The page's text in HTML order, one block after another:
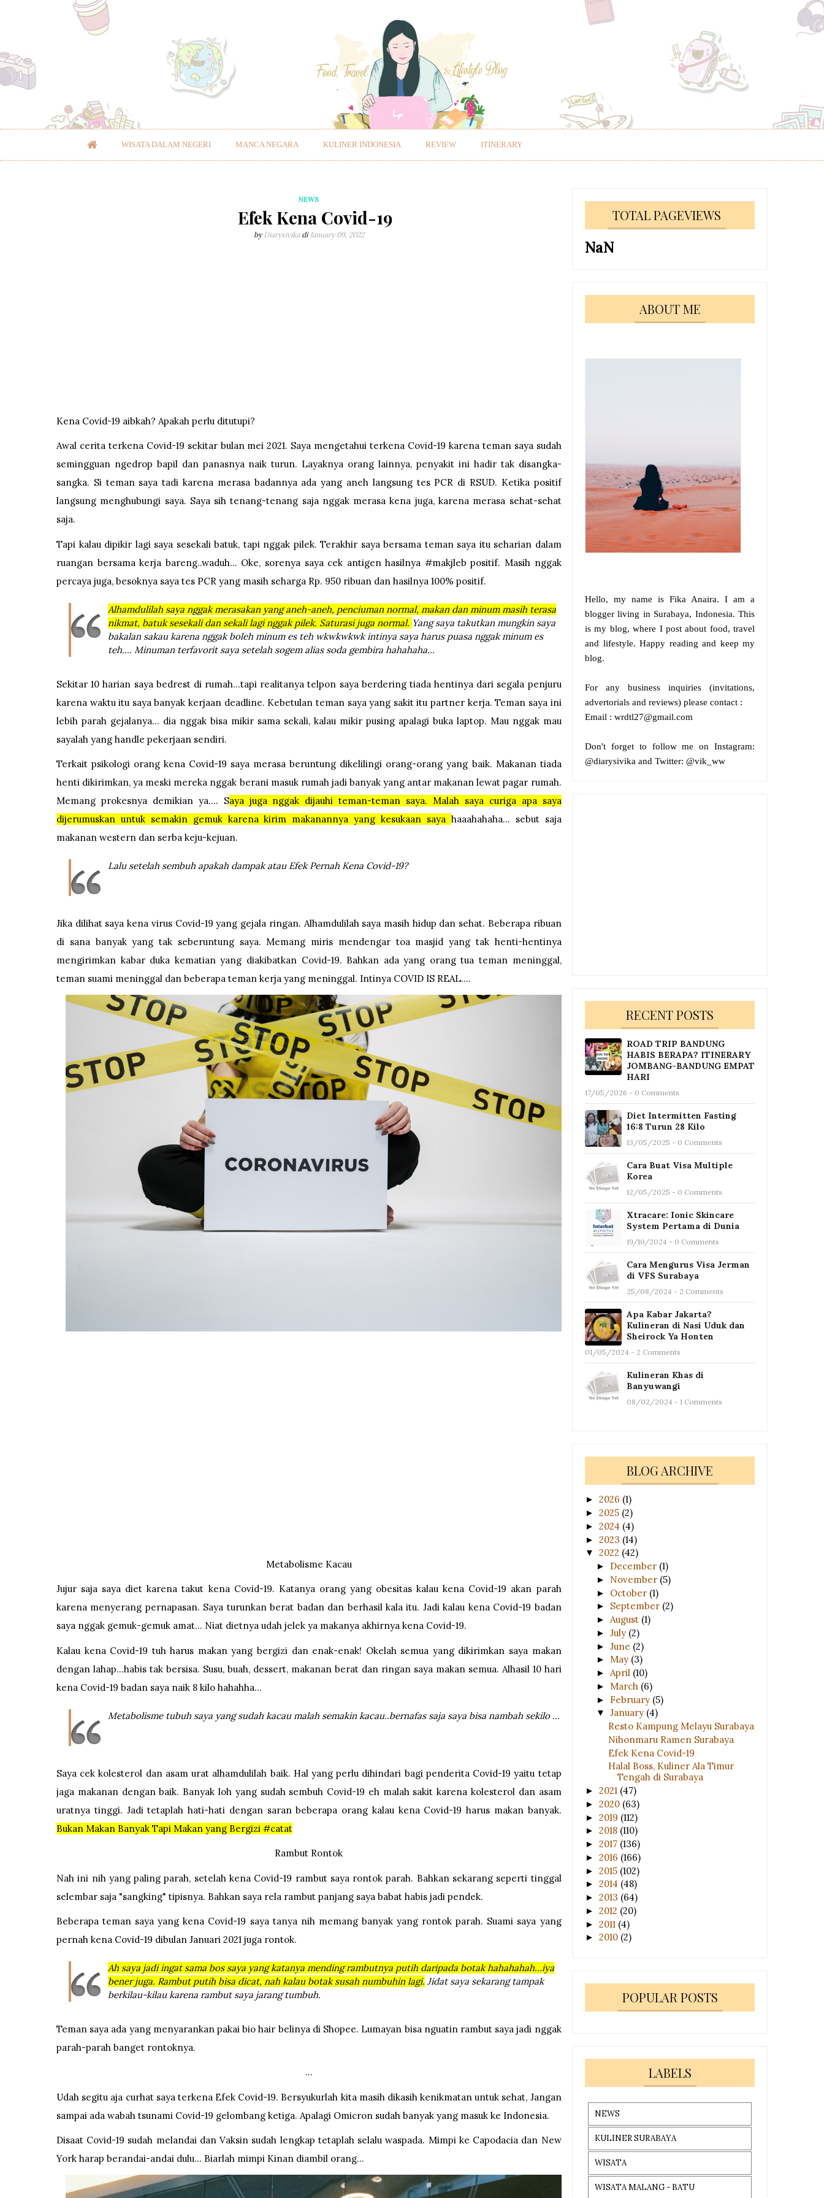
WISATA DALAM NEGERI MANCA NEGARA KULINER INDONESIA REVIEW ITINERARY
NEWS
Efek Kena Covid-19
by Diarysivika diJanuary 09, 2022
Kena Covid-19 aibkah? Apakah perlu ditutupi?
Awal cerita terkena Covid-19 sekitar bulan mei 2021. Saya mengetahui terkena Covid-19 karena teman saya sudah
semingguan ngedrop bapil dan panasnya naik turun. Layaknya orang lainnya, penyakit ini hadir tak disangka-
sangka. Si teman saya tadi karena merasa badannya ada yang aneh langsung tes PCR di RSUD. Ketika positif
langsung menghubungi saya. Saya sih tenang-tenang saja nggak merasa kena juga, karena merasa sehat-sehat
saja.
Tapi kalau dipikir lagi saya sesekali batuk, tapi nggak pilek. Terakhir saya bersama teman saya itu seharian dalam
ruangan bersama kerja bareng..waduh... Oke, sorenya saya cek antigen hasilnya #makjleb positif. Masih nggak
percaya juga, besoknya saya tes PCR yang masih seharga Rp. 950 ribuan dan hasilnya 100% positif.
Alhamdulilah saya nggak merasakan yang aneh-aneh, penciuman normal, makan dan minum masih terasa
nikmat, batuk sesekali dan sekali lagi nggak pilek. Saturasi juga normal. Yang saya takutkan mungkin saya
bakalan sakau karena nggak boleh minum es teh wkwkwkwk intinya saya harus puasa nggak minum es
teh.... Minuman terfavorit saya setelah sogem alias soda gembira hahahaha...
Sekitar 10 harian saya bedrest di rumah...tapi realitanya telpon saya berdering tiada hentinya dari segala penjuru
karena waktu itu saya banyak kerjaan deadline. Kebetulan teman saya yang sakit itu partner kerja. Teman saya ini
lebih parah gejalanya... dia nggak bisa mikir sama sekali, kalau mikir pusing apalagi buka laptop. Mau nggak mau
sayalah yang handle pekerjaan sendiri.
Terkait psikologi orang kena Covid-19 saya merasa beruntung dikelilingi orang-orang yang baik. Makanan tiada
henti dikirimkan, ya meski mereka nggak berani masuk rumah jadi banyak yang antar makanan lewat pagar rumah.
Memang prokesnya demikian ya.... Saya juga nggak dijauhi teman-teman saya. Malah saya curiga apa saya
dijerumuskan untuk semakin gemuk karena kirim makanannya yang kesukaan saya haaahahaha... sebut saja
makanan western dan serba keju-kejuan.
Lalu setelah sembuh apakah dampak atau Efek Pernah Kena Covid-19?
Jika dilihat saya kena virus Covid-19 yang gejala ringan. Alhamdulilah saya masih hidup dan sehat. Beberapa ribuan
di sana banyak yang tak seberuntung saya. Memang miris mendengar toa masjid yang tak henti-hentinya
mengirimkan kabar duka kematian yang diakibatkan Covid-19. Bahkan ada yang orang tua teman meninggal,
teman suami meninggal dan beberapa teman kerja yang meninggal. Intinya COVID IS REAL....
Metabolisme Kacau
Jujur saja saya diet karena takut kena Covid-19. Katanya orang yang obesitas kalau kena Covid-19 akan parah
karena menyerang pernapasan. Saya turunkan berat badan dan berhasil kala itu. Jadi kalau kena Covid-19 badan
saya nggak gemuk-gemuk amat... Niat dietnya udah jelek ya makanya akhirnya kena Covid-19.
Kalau kena Covid-19 tuh harus makan yang bergizi dan enak-enak! Okelah semua yang dikirimkan saya makan
dengan lahap...habis tak bersisa. Susu, buah, dessert, makanan berat dan ringan saya makan semua. Alhasil 10 hari
kena Covid-19 badan saya naik 8 kilo hahahha...
Metabolisme tubuh saya yang sudah kacau malah semakin kacau..bernafas saja saya bisa nambah sekilo ...
Saya cek kolesterol dan asam urat alhamdulilah baik. Hal yang perlu dihindari bagi penderita Covid-19 yaitu tetap
jaga makanan dengan baik. Banyak loh yang sudah sembuh Covid-19 eh malah sakit karena kolesterol dan asam
uratnya tinggi. Jadi tetaplah hati-hati dengan saran beberapa orang kalau kena Covid-19 harus makan banyak.
Bukan Makan Banyak Tapi Makan yang Bergizi #catat
Rambut Rontok
Nah ini nih yang paling parah, setelah kena Covid-19 rambut saya rontok parah. Bahkan sekarang seperti tinggal
selembar saja "sangking" tipisnya. Bahkan saya rela rambut panjang saya babat habis jadi pendek.
Beberapa teman saya yang kena Covid-19 saya tanya nih memang banyak yang rontok parah. Suami saya yang
pernah kena Covid-19 dibulan Januari 2021 juga rontok.
Ah saya jadi ingat sama bos saya yang katanya mending rambutnya putih daripada botak hahahahah...iya
bener juga. Rambut putih bisa dicat, nah kalau botak susah numbuhin lagi. Jidat saya sekarang tampak
berkilau-kilau karena rambut saya jarang tumbuh.
Teman saya ada yang menyarankan pakai bio hair belinya di Shopee. Lumayan bisa nguatin rambut saya jadi nggak
parah-parah banget rontoknya.
...
Udah segitu aja curhat saya terkena Efek Covid-19. Bersyukurlah kita masih dikasih kenikmatan untuk sehat, Jangan
sampai ada wabah tsunami Covid-19 gelombang ketiga. Apalagi Omicron sudah banyak yang masuk ke Indonesia.
Disaat Covid-19 sudah melandai dan Vaksin sudah lengkap tetaplah selalu waspada. Mimpi ke Capodacia dan New
York harap berandai-andai dulu... Biarlah mimpi Kinan diambil orang...
TOTAL PAGEVIEWS
NaN
ABOUT ME
Hello, my name is Fika Anaira. I am a
blogger living in Surabaya, Indonesia. This
is my blog, where I post about food, travel
and lifestyle. Happy reading and keep my
blog.
For any business inquiries (invitations,
advertorials and reviews) please contact :
Email : wrdtl27@gmail.com
Don't forget to follow me on Instagram:
@diarysivika and Twitter: @vik_ww
RECENT POSTS
ROAD TRIP BANDUNG
HABIS BERAPA? ITINERARY
JOMBANG-BANDUNG EMPAT
HARI
17/05/2026 - 0 Comments
Diet Intermitten Fasting
16:8 Turun 28 Kilo
13/05/2025 - 0 Comments
Cara Buat Visa Multiple
Korea
12/05/2025 - 0 Comments
Xtracare: Ionic Skincare
System Pertama di Dunia
19/10/2024 - 0 Comments
Cara Mengurus Visa Jerman
di VFS Surabaya
25/08/2024 - 2 Comments
Apa Kabar Jakarta?
Kulineran di Nasi Uduk dan
Sheirock Ya Honten
01/05/2024 - 2 Comments
Kulineran Khas di
Banyuwangi
08/02/2024 - 1 Comments
BLOG ARCHIVE
► 2026 (1)
► 2025 (2)
► 2024 (4)
► 2023 (14)
▼ 2022 (42)
► December (1)
► November (5)
► October (1)
► September (2)
► August (1)
► July (2)
► June (2)
► May (3)
► April (10)
► March (6)
► February (5)
▼ January (4)
Resto Kampung Melayu Surabaya
Nihonmaru Ramen Surabaya
Efek Kena Covid-19
Halal Boss, Kuliner Ala Timur
Tengah di Surabaya
► 2021 (47)
► 2020 (63)
► 2019 (112)
► 2018 (110)
► 2017 (136)
► 2016 (166)
► 2015 (102)
► 2014 (48)
► 2013 (64)
► 2012 (20)
► 2011 (4)
► 2010 (2)
POPULAR POSTS
LABELS
NEWS
KULINER SURABAYA
WISATA
WISATA MALANG - BATU